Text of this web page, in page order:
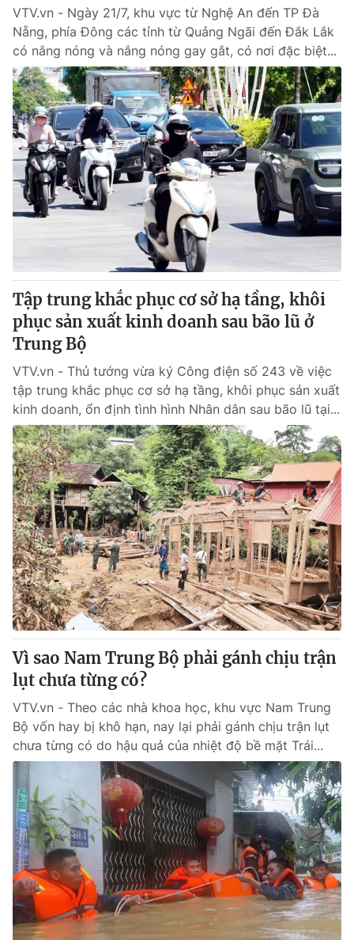
Nhân vật
Khán giả
Giải sao mai
Âm nhạc
Đời sống
Du lịch
Làm đẹp
Chất lượng cuộc sống
Giáo dục
Tuyển sinh
Học trực tuyến
Công nghệ
Hitech Công nghệ tương lai
Sản phẩm
Thị trường
Giao lưu trực tuyến
Lịch phát sóng
Emagazine Podcast
Photo Infographic
Video Shorts video
VTV Money VTV Thể thao
VTV Sức khoẻ Bất động sản
Thị trường 24h Tấm lòng Việt
VTV4 Vươn mình bằng AI
VTV9 VTV8
Liên hệ tòa soạn English
THỜI BÁO VTV
Theo dõi báo trên
Cơ quan chủ quản:Đài Truyền hình Việt Nam
Cơ quan báo chí:
Thời báo VTV
Giấy phép hoạt động báo in và báo điện tử số 483/GP-BTTTT
cấp ngày 29/12/2023
Tổng Biên tập:Vũ Thanh Thủy
Phó Tổng Biên tập:
Nguyễn Thị Mỹ Hạnh, Phạm Quốc Thắng,
VTV.vn - Ngày 21/7, khu vực từ Nghệ An đến TP Đà
Nẵng, phía Đông các tỉnh từ Quảng Ngãi đến Đắk Lắk
có nắng nóng và nắng nóng gay gắt, có nơi đặc biệt...
Tập trung khắc phục cơ sở hạ tầng, khôi
phục sản xuất kinh doanh sau bão lũ ở
Trung Bộ
VTV.vn - Thủ tướng vừa ký Công điện số 243 về việc
tập trung khắc phục cơ sở hạ tầng, khôi phục sản xuất
kinh doanh, ổn định tình hình Nhân dân sau bão lũ tại...
Vì sao Nam Trung Bộ phải gánh chịu trận
lụt chưa từng có?
VTV.vn - Theo các nhà khoa học, khu vực Nam Trung
Bộ vốn hay bị khô hạn, nay lại phải gánh chịu trận lụt
chưa từng có do hậu quả của nhiệt độ bề mặt Trái...